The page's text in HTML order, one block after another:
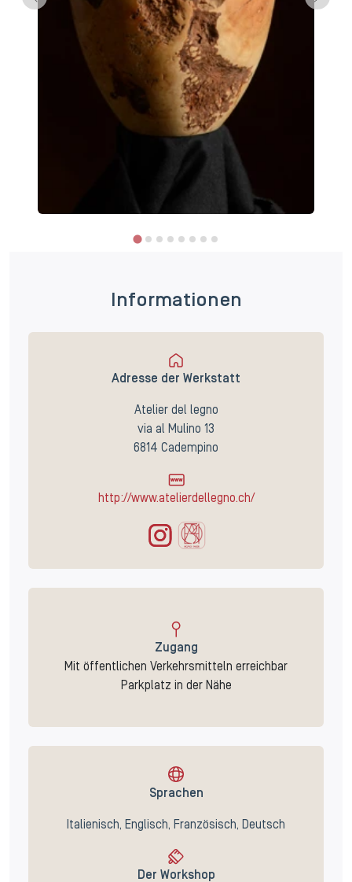
Informationen
Adresse der Werkstatt
Atelier del legno
via al Mulino 13
6814 Cadempino
http://www.atelierdellegno.ch/
Zugang
Mit öffentlichen Verkehrsmitteln erreichbar
Parkplatz in der Nähe
Sprachen
Italienisch, Englisch, Französisch, Deutsch
Der Workshop